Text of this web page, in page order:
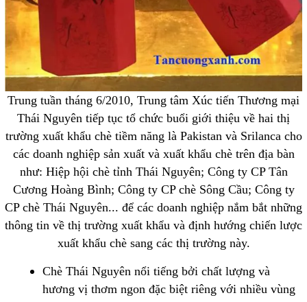
Trung tuần tháng 6/2010, Trung tâm Xúc tiến Thương mại
Thái Nguyên tiếp tục tổ chức buổi giới thiệu về hai thị
trường xuất khẩu chè tiềm năng là Pakistan và Srilanca cho
các doanh nghiệp sản xuất và xuất khẩu chè trên địa bàn
như: Hiệp hội chè tỉnh Thái Nguyên; Công ty CP Tân
Cương Hoàng Bình; Công ty CP chè Sông Cầu; Công ty
CP chè Thái Nguyên... để các doanh nghiệp nắm bắt những
thông tin về thị trường xuất khẩu và định hướng chiến lược
xuất khẩu chè sang các thị trường này.
Chè Thái Nguyên nổi tiếng bởi chất lượng và
hương vị thơm ngon đặc biệt riêng với nhiều vùng